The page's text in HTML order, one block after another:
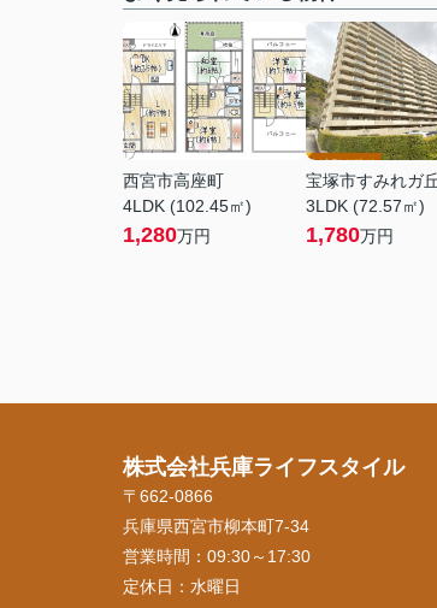
西宮市高座町
4LDK (102.45㎡)
1,280万円
宝塚市すみれガ
3LDK (72.57㎡)
1,780万円
株式会社兵庫ライフスタイル
〒662-0866
兵庫県西宮市柳本町7-34
営業時間： 09:30～17:30
定休日： 水曜日